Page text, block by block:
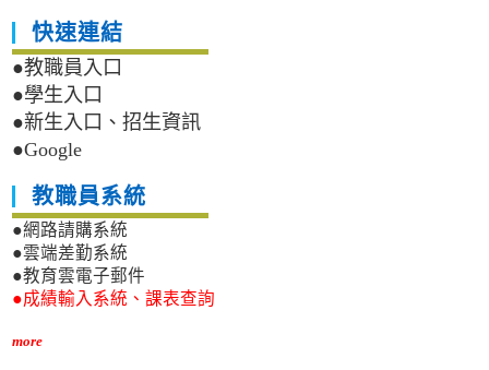
快速連結
●教職員入口
●學生入口
●新生入口、招生資訊
●Google
教職員系統
●網路請購系統
●雲端差勤系統
●教育雲電子郵件
●成績輸入系統、課表查詢
more